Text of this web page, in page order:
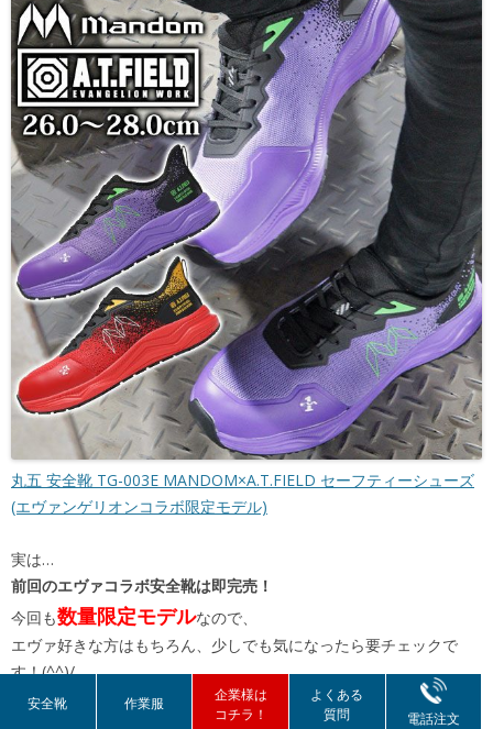
丸五 安全靴 TG-003E MANDOM×A.T.FIELD セーフティーシューズ
(エヴァンゲリオンコラボ限定モデル)
実は…
前回のエヴァコラボ安全靴は即完売！
今回も数量限定モデルなので、
エヴァ好きな方はもちろん、少しでも気になったら要チェックで
す！(^^)/
安全靴 作業服
企業様は
コチラ！
よくある
質問
電話注文